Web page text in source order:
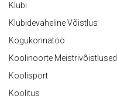
Klubi
Klubidevaheline Võistlus
Kogukonnatöö
Koolinoorte Meistrivõistlused
Koolisport
Koolitus